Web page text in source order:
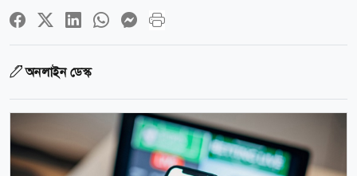
অনলাইন ডেস্ক